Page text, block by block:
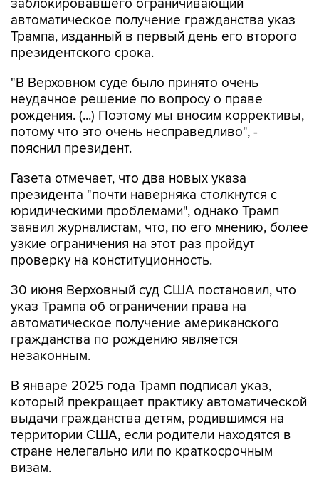
заблокировавшего ограничивающий
автоматическое получение гражданства указ
Трампа, изданный в первый день его второго
президентского срока.
"В Верховном суде было принято очень
неудачное решение по вопросу о праве
рождения. (...) Поэтому мы вносим коррективы,
потому что это очень несправедливо", -
пояснил президент.
Газета отмечает, что два новых указа
президента "почти наверняка столкнутся с
юридическими проблемами", однако Трамп
заявил журналистам, что, по его мнению, более
узкие ограничения на этот раз пройдут
проверку на конституционность.
30 июня Верховный суд США постановил, что
указ Трампа об ограничении права на
автоматическое получение американского
гражданства по рождению является
незаконным.
В январе 2025 года Трамп подписал указ,
который прекращает практику автоматической
выдачи гражданства детям, родившимся на
территории США, если родители находятся в
стране нелегально или по краткосрочным
визам.